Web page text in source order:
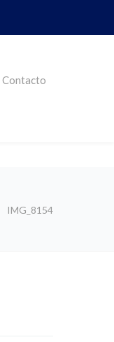
Contacto
IMG_8154